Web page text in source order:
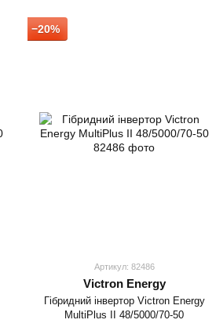
−20%
Артикул: 82486
Victron Energy
Гібридний інвертор Victron Energy
MultiPlus II 48/5000/70-50